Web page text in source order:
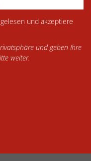
und akzeptiere
und geben Ihre
weiter.